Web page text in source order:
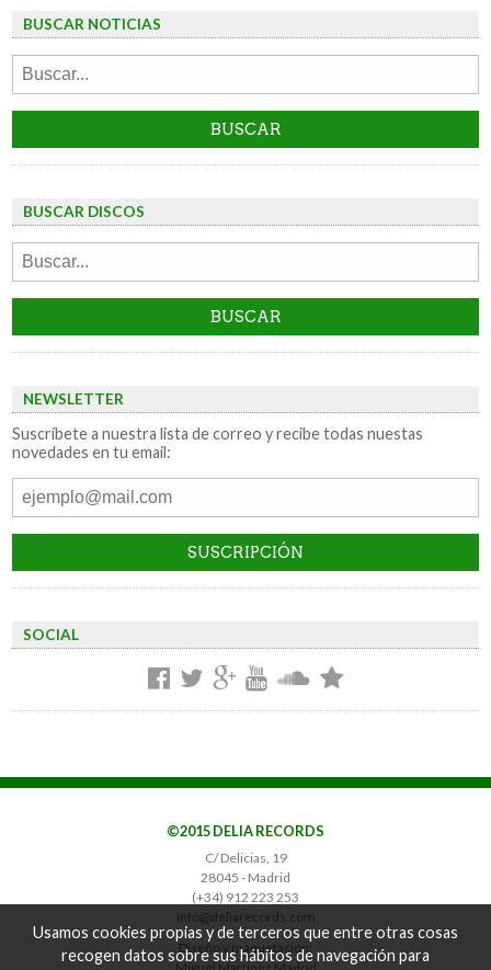
BUSCAR NOTICIAS
BUSCAR DISCOS
NEWSLETTER
Suscríbete a nuestra lista de correo y recibe todas nuestas
novedades en tu email:
SOCIAL
©2015 DELIA RECORDS
C/ Delicias, 19
28045 - Madrid
(+34) 912 223 253
info@deliarecords.com
Diseño y maquetación:
Usamos cookies propias y de terceros que entre otras cosas
recogen datos sobre sus hábitos de navegación para